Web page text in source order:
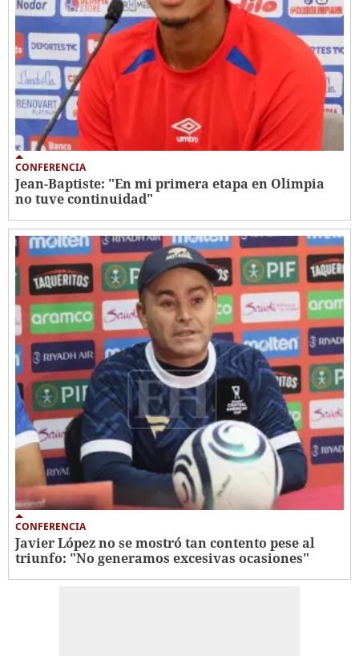
CONFERENCIA
Jean-Baptiste: "En mi primera etapa en Olimpia
no tuve continuidad"
CONFERENCIA
Javier López no se mostró tan contento pese al
triunfo: "No generamos excesivas ocasiones"